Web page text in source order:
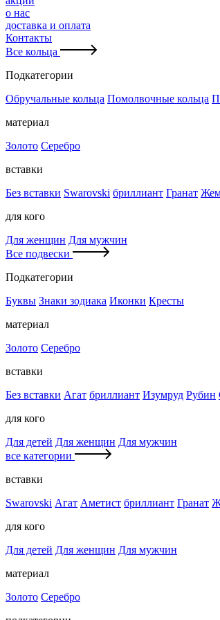
о нас
доставка и оплата
Контакты
Все кольца
Подкатегории
Обручальные кольца Помолвочные кольца
материал
Золото Серебро
вставки
Без вставки Swarovski бриллиант Гранат
для кого
Для женщин Для мужчин
Все подвески
Подкатегории
Буквы Знаки зодиака Иконки Кресты
материал
Золото Серебро
вставки
Без вставки Агат бриллиант Изумруд Рубин
для кого
Для детей Для женщин Для мужчин
все категории
вставки
Swarovski Агат Аметист бриллиант Гранат
для кого
Для детей Для женщин Для мужчин
материал
Золото Серебро